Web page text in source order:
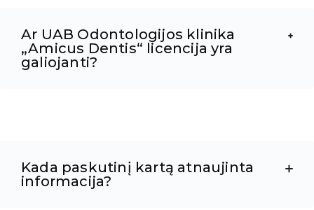
Ar UAB Odontologijos klinika
„Amicus Dentis“ licencija yra
galiojanti?
Kada paskutinį kartą atnaujinta
informacija?